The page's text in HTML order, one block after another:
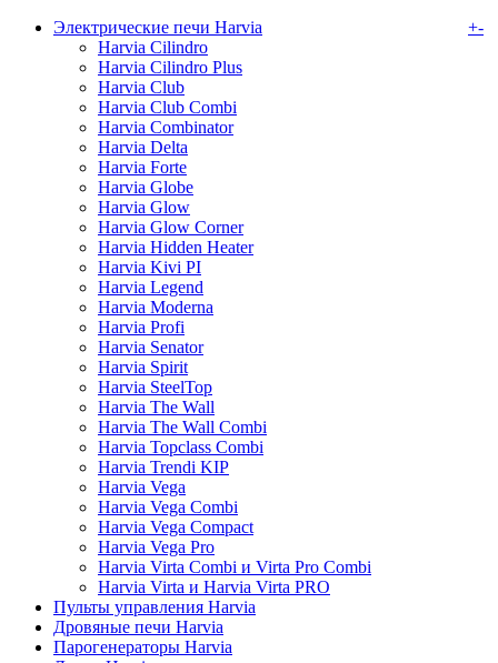
Электрические печи Harvia
+-
Harvia Cilindro
Harvia Cilindro Plus
Harvia Club
Harvia Club Combi
Harvia Combinator
Harvia Delta
Harvia Forte
Harvia Globe
Harvia Glow
Harvia Glow Corner
Harvia Hidden Heater
Harvia Kivi PI
Harvia Legend
Harvia Moderna
Harvia Profi
Harvia Senator
Harvia Spirit
Harvia SteelTop
Harvia The Wall
Harvia The Wall Combi
Harvia Topclass Combi
Harvia Trendi KIP
Harvia Vega
Harvia Vega Combi
Harvia Vega Compact
Harvia Vega Pro
Harvia Virta Combi и Virta Pro Combi
Harvia Virta и Harvia Virta PRO
Пульты управления Harvia
Дровяные печи Harvia
Парогенераторы Harvia